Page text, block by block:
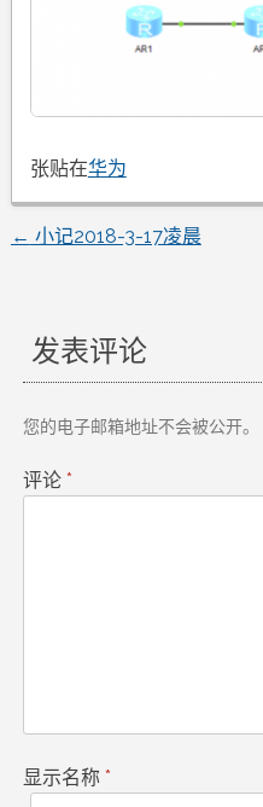
张贴在华为
文
导
航
← 小记2018-3-17凌晨
发表评论
您的电子邮箱地址不会被公开。
评论 *
显示名称 *